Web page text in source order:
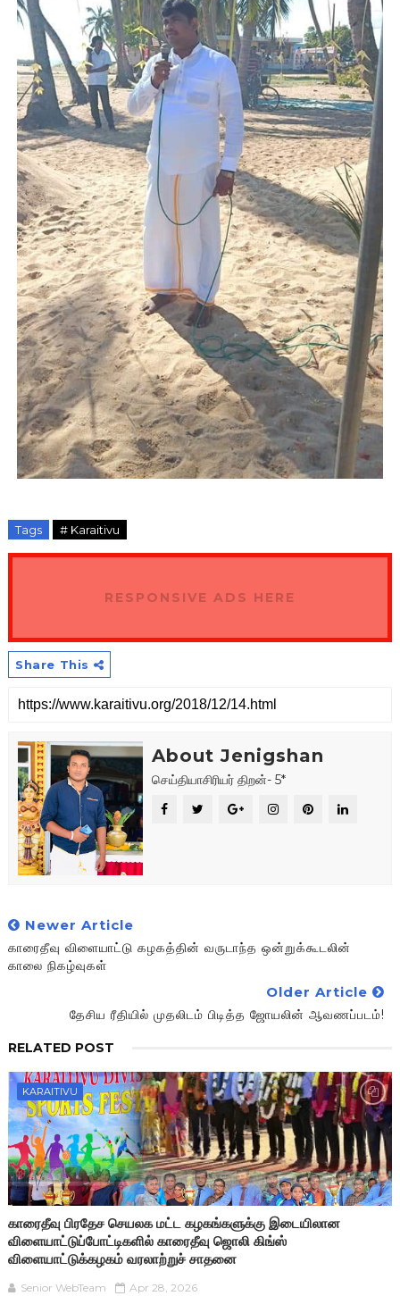
Tags # Karaitivu
RESPONSIVE ADS HERE
Share This
About Jenigshan
செய்தியாசிரியர் திறன்- 5*
Newer Article
காரைதீவு விளையாட்டு கழகத்தின் வருடாந்த ஒன்றுக்கூடலின்
காலை நிகழ்வுகள்
Older Article
தேசிய ரீதியில் முதலிடம் பிடித்த ஜோயலின் ஆவணப்படம்!
RELATED POST
KARAITIVU
காரைதீவு பிரதேச செயலக மட்ட கழகங்களுக்கு இடையிலான
விளையாட்டுப்போட்டிகளில் காரைதீவு ஜொலி கிங்ஸ்
விளையாட்டுக்கழகம் வரலாற்றுச் சாதனை
Senior WebTeam Apr 28, 2026